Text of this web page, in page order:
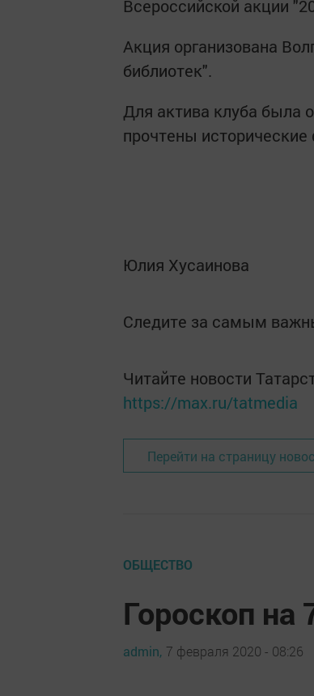
Всероссийской акции
Акция организована
библиотек".
Для актива клуба была
прочтены
Юлия Хусаинова
Следите за самым
Читайте новости
https://max.ru/tatmedia
Перейти на страницу
ОБЩЕСТВО
Гороскоп на
admin, 7 февраля 2020 - 08:26